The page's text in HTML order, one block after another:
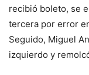
recibió boleto, se
tercera por error
Seguido, Miguel
izquierdo y